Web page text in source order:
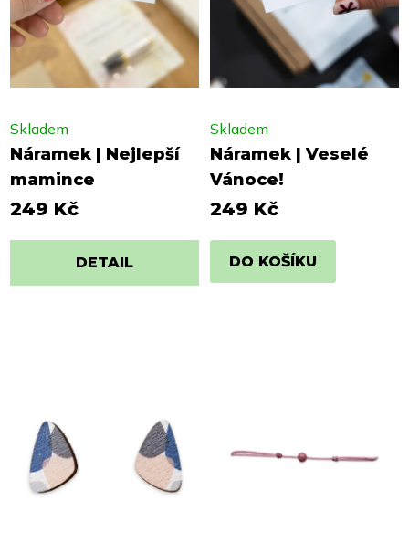
Náramek | Nejlepší
mamince
Skladem
249 Kč
DETAIL
Náramek | Veselé
Vánoce!
Skladem
249 Kč
DO KOŠÍKU